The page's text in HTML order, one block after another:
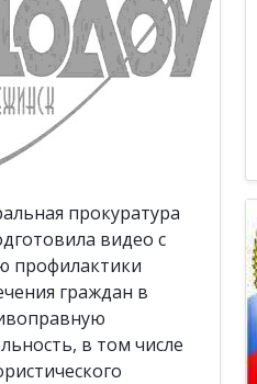
прокуратура
видео с
профилактики
граждан в
в том числе